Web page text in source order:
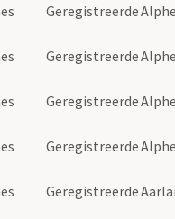
Geregistreerde
Geregistreerde
Geregistreerde
Geregistreerde
Geregistreerde